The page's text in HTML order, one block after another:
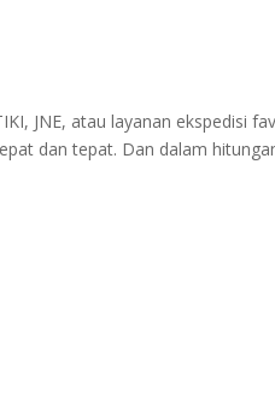
JNE, atau layanan ekspedisi
dan tepat. Dan dalam